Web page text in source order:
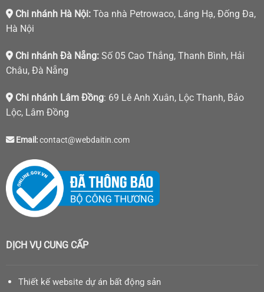
Chi nhánh Hà Nội:Tòa nhà Petrowaco, Láng Hạ, Đống Đa,
Hà Nội
Chi nhánh Đà Nẵng:Số 05 Cao Thắng, Thanh Bình, Hải
Châu, Đà Nẵng
Chi nhánh Lâm Đồng: 69 Lê Anh Xuân, Lộc Thanh, Bảo
Lộc, Lâm Đồng
Email:contact@webdaitin.com
DỊCH VỤ CUNG CẤP
Thiết kế website dự án bất động sản